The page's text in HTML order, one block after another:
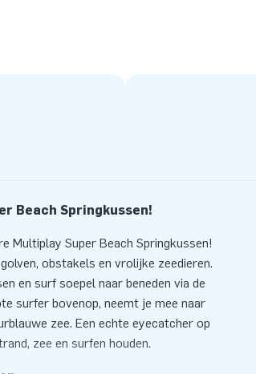
Beach Springkussen!
Multiplay Super Beach Springkussen!
obstakels en vrolijke zeedieren.
en surf soepel naar beneden via de
surfer bovenop, neemt je mee naar
zee. Een echte eyecatcher op
zee en surfen houden.